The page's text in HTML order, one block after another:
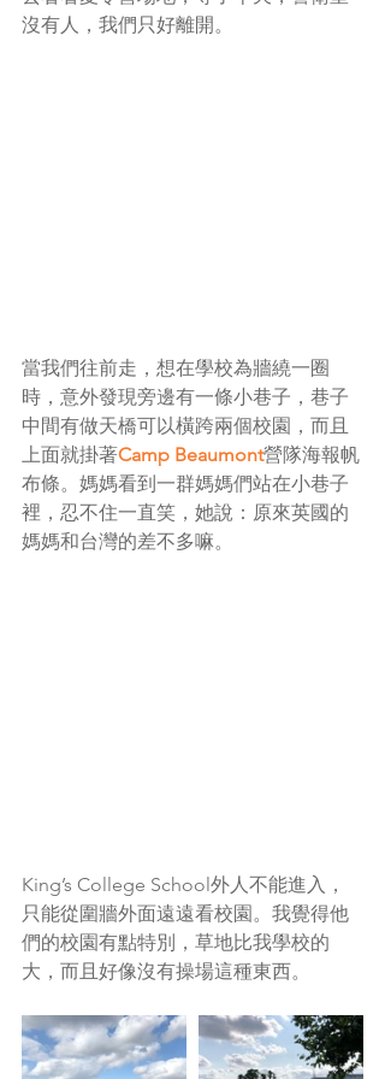
沒有人，我們只好離開。
當我們往前走，想在學校為牆繞一圈
時，意外發現旁邊有一條小巷子，巷子
中間有做天橋可以橫跨兩個校園，而且
上面就掛著Camp Beaumont營隊海報帆
布條。媽媽看到一群媽媽們站在小巷子
裡，忍不住一直笑，她說：原來英國的
媽媽和台灣的差不多嘛。
King’s College School外人不能進入，
只能從圍牆外面遠遠看校園。我覺得他
們的校園有點特別，草地比我學校的
大，而且好像沒有操場這種東西。